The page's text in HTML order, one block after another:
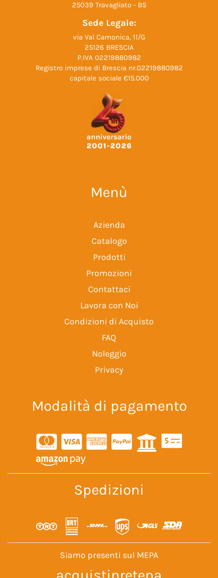
25039 Travagliato - BS
Sede Legale:
via Val Camonica, 11/G
25126 BRESCIA
P.IVA 02219880982
Registro imprese di Brescia nr.02219880982
capitale sociale €15.000
Menù
Azienda
Catalogo
Prodotti
Promozioni
Contattaci
Lavora con Noi
Condizioni di Acquisto
FAQ
Noleggio
Privacy
Modalità di pagamento
Spedizioni
Siamo presenti sul MEPA